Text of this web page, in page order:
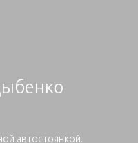
автостоянкой.